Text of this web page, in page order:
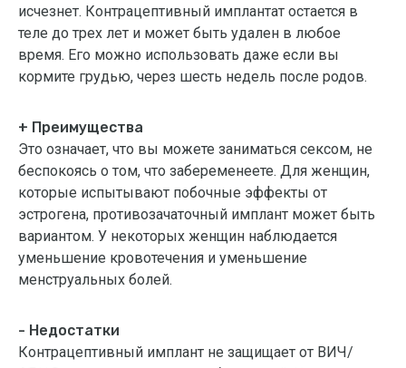
исчезнет. Контрацептивный имплантат остается в
теле до трех лет и может быть удален в любое
время. Его можно использовать даже если вы
кормите грудью, через шесть недель после родов.
+ Преимущества
Это означает, что вы можете заниматься сексом, не
беспокоясь о том, что забеременеете. Для женщин,
которые испытывают побочные эффекты от
эстрогена, противозачаточный имплант может быть
вариантом. У некоторых женщин наблюдается
уменьшение кровотечения и уменьшение
менструальных болей.
- Недостатки
Контрацептивный имплант не защищает от ВИЧ/